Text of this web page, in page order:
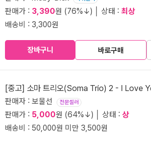
판매가 : 3,390원 (76%↓) │ 상태 : 최상
배송비 : 3,300원
장바구니 바로구매
[중고] 소마 트리오(Soma Trio) 2 - I Love
판매자 : 보물선 전문셀러
판매가 : 5,000원 (64%↓) │ 상태 : 상
배송비 : 50,000원 미만 3,500원